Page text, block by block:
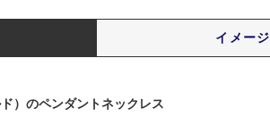
イメージ
）のペンダントネックレス